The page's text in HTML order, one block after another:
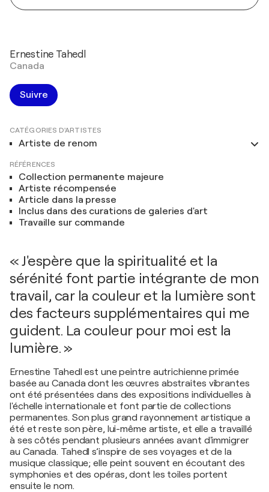
Ernestine Tahedl
Canada
Suivre
CATÉGORIES D'ARTISTES
Artiste de renom
RÉFÉRENCES
Collection permanente majeure
Artiste récompensée
Article dans la presse
Inclus dans des curations de galeries d'art
Travaille sur commande
« J'espère que la spiritualité et la
sérénité font partie intégrante de mon
travail, car la couleur et la lumière sont
des facteurs supplémentaires qui me
guident. La couleur pour moi est la
lumière. »
Ernestine Tahedl est une peintre autrichienne primée
basée au Canada dont les œuvres abstraites vibrantes
ont été présentées dans des expositions individuelles à
l'échelle internationale et font partie de collections
permanentes. Son plus grand rayonnement artistique a
été et reste son père, lui-même artiste, et elle a travaillé
à ses côtés pendant plusieurs années avant d'immigrer
au Canada. Tahedl s’inspire de ses voyages et de la
musique classique; elle peint souvent en écoutant des
symphonies et des opéras, dont les toiles portent
ensuite le nom.